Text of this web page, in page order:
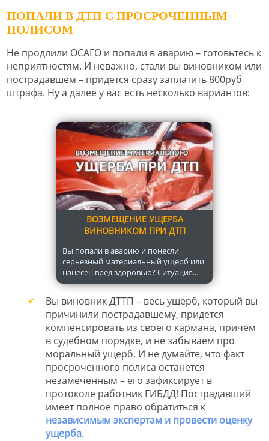
ПОПАЛИ В ДТП С ПРОСРОЧЕННЫМ
ПОЛИСОМ
Не продлили ОСАГО и попали в аварию – готовьтесь к
неприятностям. И неважно, стали вы виновником или
пострадавшем – придется сразу заплатить 800руб
штрафа. Ну а далее у вас есть несколько вариантов:
ВОЗМЕЩЕНИЕ УЩЕРБА
ВИНОВНИКОМ ПРИ ДТП
Вы попали в аварию и понесли
серьезный материальный ущерб или
нанесен вред здоровью? Ситуация...
Вы виновник ДТТП – весь ущерб, который вы
причинили пострадавшему, придется
компенсировать из своего кармана, причем
в судебном порядке, и не забываем про
моральный ущерб. И не думайте, что факт
просроченного полиса останется
незамеченным – его зафиксирует в
протоколе работник ГИБДД! Пострадавший
имеет полное право обратиться к
независимым экспертам и провести оценку
ущерба.